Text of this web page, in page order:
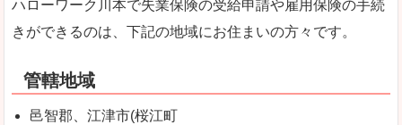
ハローワーク川本で失業保険の受給申請や雇用保険の手続
きができるのは、下記の地域にお住まいの方々です。
管轄地域
邑智郡、江津市(桜江町